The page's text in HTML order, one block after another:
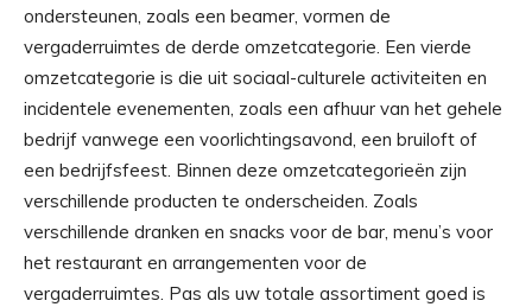
ondersteunen, zoals een beamer, vormen de
vergaderruimtes de derde omzetcategorie. Een vierde
omzetcategorie is die uit sociaal-culturele activiteiten en
incidentele evenementen, zoals een afhuur van het gehele
bedrijf vanwege een voorlichtingsavond, een bruiloft of
een bedrijfsfeest. Binnen deze omzetcategorieën zijn
verschillende producten te onderscheiden. Zoals
verschillende dranken en snacks voor de bar, menu’s voor
het restaurant en arrangementen voor de
vergaderruimtes. Pas als uw totale assortiment goed is